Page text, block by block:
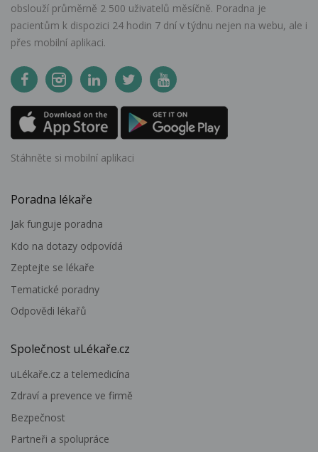
obslouží průměrně 2 500 uživatelů měsíčně. Poradna je
pacientům k dispozici 24 hodin 7 dní v týdnu nejen na webu, ale i
přes mobilní aplikaci.
Stáhněte si mobilní aplikaci
Poradna lékaře
Jak funguje poradna
Kdo na dotazy odpovídá
Zeptejte se lékaře
Tematické poradny
Odpovědi lékařů
Společnost uLékaře.cz
uLékaře.cz a telemedicína
Zdraví a prevence ve firmě
Bezpečnost
Partneři a spolupráce